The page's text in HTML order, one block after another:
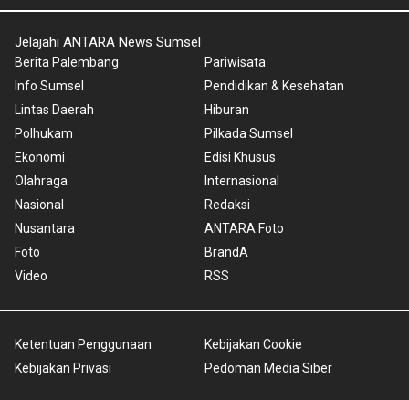
Jelajahi ANTARA News Sumsel
Berita Palembang
Info Sumsel
Lintas Daerah
Polhukam
Ekonomi
Olahraga
Nasional
Nusantara
Foto
Video
Pariwisata
Pendidikan & Kesehatan
Hiburan
Pilkada Sumsel
Edisi Khusus
Internasional
Redaksi
ANTARA Foto
BrandA
RSS
Ketentuan Penggunaan
Kebijakan Privasi
Kebijakan Cookie
Pedoman Media Siber